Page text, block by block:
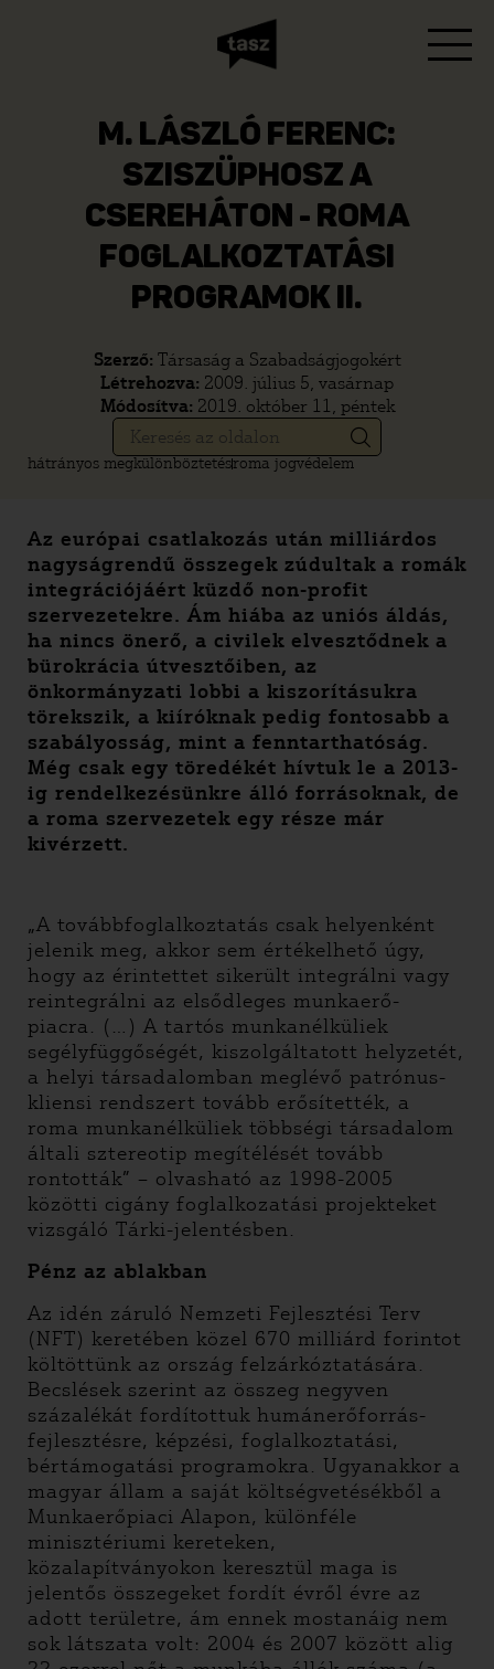
M. LÁSZLÓ FERENC:
SZISZÜPHOSZ A
CSEREHÁTON - ROMA
FOGLALKOZTATÁSI
PROGRAMOK II.
Szerző: Társaság a Szabadságjogokért
Létrehozva: 2009. július 5, vasárnap
Módosítva: 2019. október 11, péntek
hátrányos megkülönböztetésroma jogvédelem
Az európai csatlakozás után milliárdos
nagyságrendű összegek zúdultak a romák
integrációjáért küzdő non-profit
szervezetekre. Ám hiába az uniós áldás,
ha nincs önerő, a civilek elvesztődnek a
bürokrácia útvesztőiben, az
önkormányzati lobbi a kiszorításukra
törekszik, a kiíróknak pedig fontosabb a
szabályosság, mint a fenntarthatóság.
Még csak egy töredékét hívtuk le a 2013-
ig rendelkezésünkre álló forrásoknak, de
a roma szervezetek egy része már
kivérzett.
„A továbbfoglalkoztatás csak helyenként
jelenik meg, akkor sem értékelhető úgy,
hogy az érintettet sikerült integrálni vagy
reintegrálni az elsődleges munkaerő-
piacra. (…) A tartós munkanélküliek
segélyfüggőségét, kiszolgáltatott helyzetét,
a helyi társadalomban meglévő patrónus-
kliensi rendszert tovább erősítették, a
roma munkanélküliek többségi társadalom
általi sztereotip megítélését tovább
rontották” – olvasható az 1998-2005
közötti cigány foglalkozatási projekteket
vizsgáló Tárki-jelentésben.
Pénz az ablakban
Az idén záruló Nemzeti Fejlesztési Terv
(NFT) keretében közel 670 milliárd forintot
költöttünk az ország felzárkóztatására.
Becslések szerint az összeg negyven
százalékát fordítottuk humánerőforrás-
fejlesztésre, képzési, foglalkoztatási,
bértámogatási programokra. Ugyanakkor a
magyar állam a saját költségvetésékből a
Munkaerőpiaci Alapon, különféle
minisztériumi kereteken,
közalapítványokon keresztül maga is
jelentős összegeket fordít évről évre az
adott területre, ám ennek mostanáig nem
sok látszata volt: 2004 és 2007 között alig